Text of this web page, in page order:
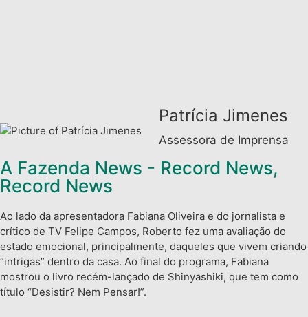
Patrícia Jimenes
Assessora de Imprensa
A Fazenda News - Record News,
Record News
Ao lado da apresentadora Fabiana Oliveira e do jornalista e
crítico de TV Felipe Campos, Roberto fez uma avaliação do
estado emocional, principalmente, daqueles que vivem criando
“intrigas” dentro da casa. Ao final do programa, Fabiana
mostrou o livro recém-lançado de Shinyashiki, que tem como
título “Desistir? Nem Pensar!”.